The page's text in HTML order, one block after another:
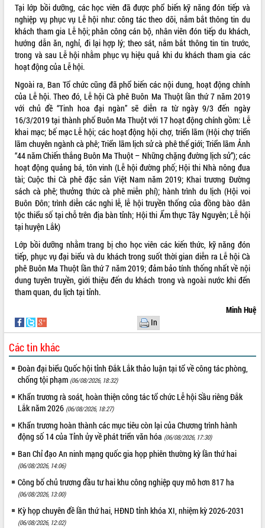
VIDEO
Không có file video nào để phát.
ALBUM ẢNH
LIÊN KẾT WEB
THỐNG KÊ TRUY CẬP
Hôm nay: 13592
Tất cả: 66026332
Tại lớp bồi dưỡng, các học viên đã được phổ biến kỹ năng đón tiếp và
nghiệp vụ phục vụ Lễ hội như: công tác theo dõi, nắm bắt thông tin du
khách tham gia Lễ hội; phân công cán bộ, nhân viên đón tiếp du khách,
hướng dẫn ăn, nghỉ, đi lại hợp lý; theo sát, nắm bắt thông tin tin trước,
trong và sau Lễ hội nhằm phục vụ hiệu quả khi du khách tham gia các
hoạt động của Lễ hội.
Ngoài ra, Ban Tổ chức cũng đã phổ biến các nội dung, hoạt động chính
của Lễ hội. Theo đó, Lễ hội Cà phê Buôn Ma Thuột lần thứ 7 năm 2019
với chủ đề “Tinh hoa đại ngàn” sẽ diễn ra từ ngày 9/3 đến ngày
16/3/2019 tại thành phố Buôn Ma Thuột với 17 hoạt động chính gồm: Lễ
khai mạc; bế mạc Lễ hội; các hoạt động hội chợ, triển lãm (Hội chợ triển
lãm chuyên ngành cà phê; Triển lãm lịch sử cà phê thế giới; Triển lãm Ảnh
“44 năm Chiến thắng Buôn Ma Thuột – Những chặng đường lịch sử”); các
hoạt động quảng bá, tôn vinh (Lễ hội đường phố; Hội thi Nhà nông đua
tài; Cuộc thi Cà phê đặc sản Việt Nam năm 2019; Khai trương Đường
sách cà phê; thưởng thức cà phê miễn phí); hành trình du lịch (Hội voi
Buôn Đôn; trình diễn các nghi lễ, lễ hội truyền thống của đồng bào dân
tộc thiểu số tại chỗ trên địa bàn tỉnh; Hội thi Ẩm thực Tây Nguyên; Lễ hội
tại huyện Lắk)
Lớp bồi dưỡng nhằm trang bị cho học viên các kiến thức, kỹ năng đón
tiếp, phục vụ đại biểu và du khách trong suốt thời gian diễn ra Lễ hội Cà
phê Buôn Ma Thuột lần thứ 7 năm 2019; đảm bảo tính thống nhất về nội
dung tuyên truyền, giới thiệu đến du khách trong và ngoài nước khi đến
tham quan, du lịch tại tỉnh.
Minh Huệ
In
Các tin khác
Đoàn đại biểu Quốc hội tỉnh Đắk Lắk thảo luận tại tổ về công tác phòng,
chống tội phạm (06/08/2026, 18:32)
Khẩn trương rà soát, hoàn thiện công tác tổ chức Lễ hội Sầu riêng Đắk
Lắk năm 2026 (06/08/2026, 18:27)
Khẩn trương hoàn thành các mục tiêu còn lại của Chương trình hành
động số 14 của Tỉnh ủy về phát triển văn hóa (06/08/2026, 17:30)
Ban Chỉ đạo An ninh mạng quốc gia họp phiên thường kỳ lần thứ hai
(06/08/2026, 14:06)
Công bố chủ trương đầu tư hai khu công nghiệp quy mô hơn 817 ha
(06/08/2026, 13:00)
Kỳ họp chuyên đề lần thứ hai, HĐND tỉnh khóa XI, nhiệm kỳ 2026-2031
(06/08/2026, 12:02)